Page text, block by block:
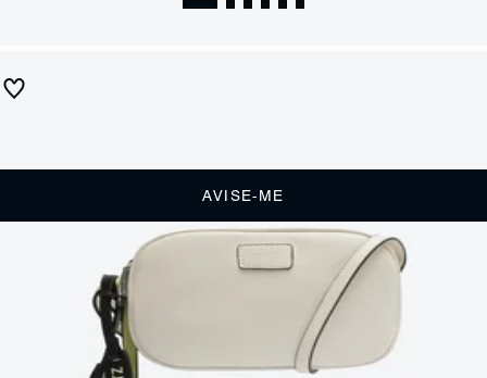
AVISE-ME
Essa bolsa tiracolo coringa traz o toque extra de personalidade dos
charms, incluindo uma charmosa mini carteira. Com fechamento em z
per e al a tiracolo fixa, sem regulagem, essa bolsa branca tem timo
espa o interno e perfeita para te acompanhar sempre! Comprimento